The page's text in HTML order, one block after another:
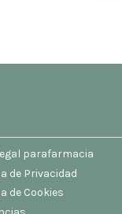
parafarmacia
de Privacidad
de Cookies